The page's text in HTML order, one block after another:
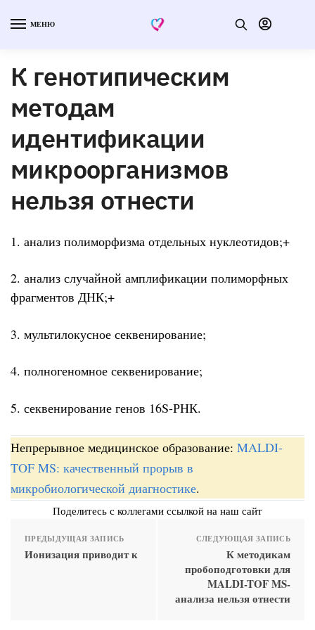
МЕНЮ
К генотипическим
методам
идентификации
микроорганизмов
нельзя отнести
1. анализ полиморфизма отдельных нуклеотидов;+
2. анализ случайной амплификации полиморфных
фрагментов ДНК;+
3. мультилокусное секвенирование;
4. полногеномное секвенирование;
5. секвенирование генов 16S-РНК.
Непрерывное медицинское образование: MALDI-
TOF MS: качественный прорыв в
микробиологической диагностике.
Поделитесь с коллегами ссылкой на наш сайт
ПРЕДЫДУЩАЯ ЗАПИСЬ
Ионизация приводит к
СЛЕДУЮЩАЯ ЗАПИСЬ
К методикам
пробоподготовки для
MALDI-TOF MS-
анализа нельзя отнести